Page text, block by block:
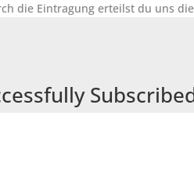
die Eintragung erteilst du uns